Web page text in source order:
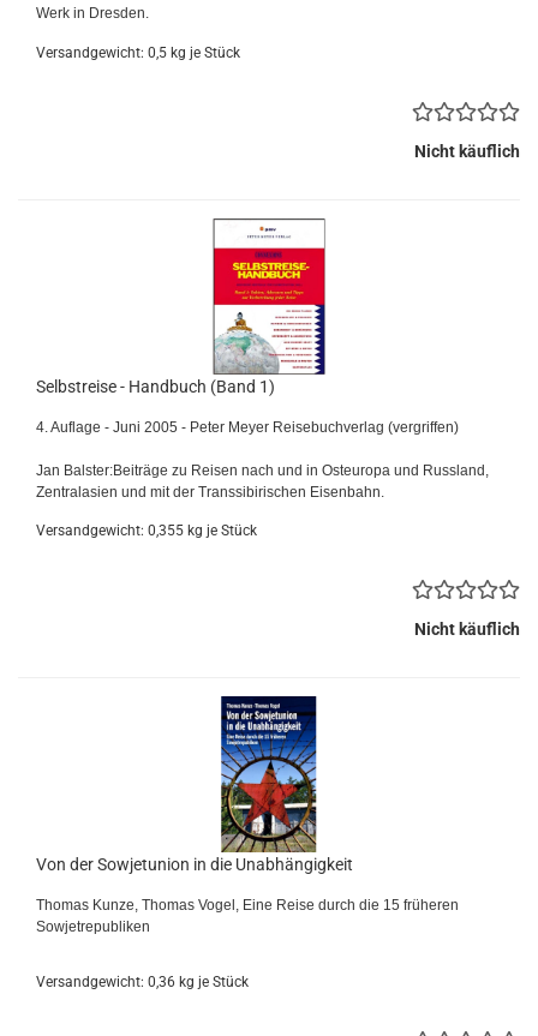
Werk in Dresden.
Versandgewicht: 0,5 kg je Stück
Nicht käuflich
Selbstreise - Handbuch (Band 1)
4. Auflage - Juni 2005 - Peter Meyer Reisebuchverlag (vergriffen)
Jan Balster:Beiträge zu Reisen nach und in Osteuropa und Russland,
Zentralasien und mit der Transsibirischen Eisenbahn.
Versandgewicht: 0,355 kg je Stück
Nicht käuflich
Von der Sowjetunion in die Unabhängigkeit
Thomas Kunze, Thomas Vogel, Eine Reise durch die 15 früheren
Sowjetrepubliken
Versandgewicht: 0,36 kg je Stück